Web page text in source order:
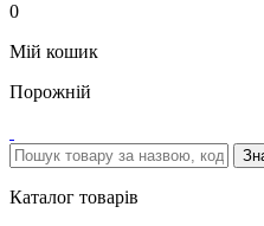
0
Мій кошик
Порожній
Каталог товарів